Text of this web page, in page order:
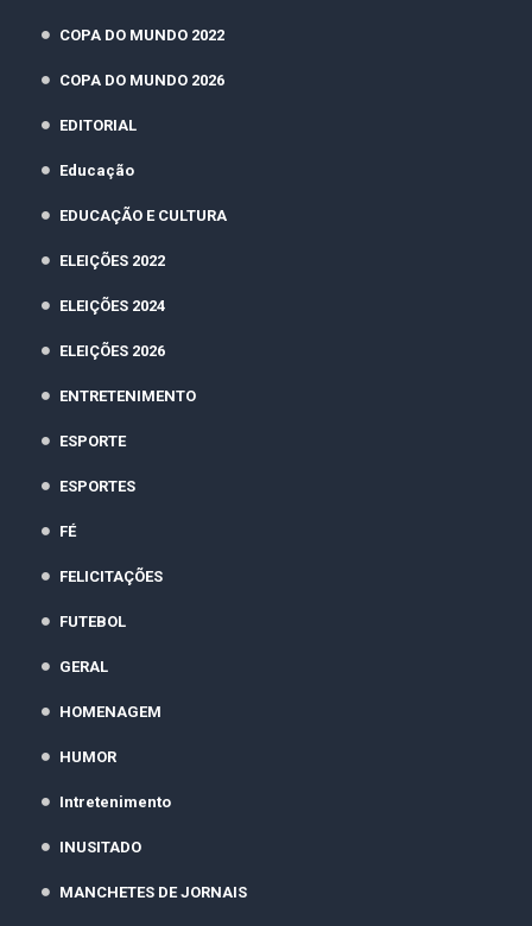
COPA DO MUNDO 2022
COPA DO MUNDO 2026
EDITORIAL
Educação
EDUCAÇÃO E CULTURA
ELEIÇÕES 2022
ELEIÇÕES 2024
ELEIÇÕES 2026
ENTRETENIMENTO
ESPORTE
ESPORTES
FÉ
FELICITAÇÕES
FUTEBOL
GERAL
HOMENAGEM
HUMOR
Intretenimento
INUSITADO
MANCHETES DE JORNAIS